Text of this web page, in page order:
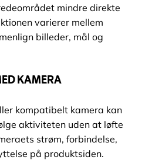
mindre direkte
varierer mellem
billeder, mål og
KAMERA
kompatibelt kamera kan
aktiviteten uden at løfte
strøm, forbindelse,
på produktsiden.